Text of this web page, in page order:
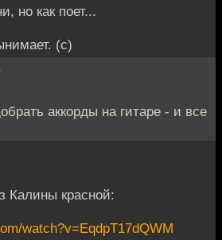
но как поет...
(с)
аккорды на гитаре - и все
Калины красной:
watch?v=EqdpT17dQWM